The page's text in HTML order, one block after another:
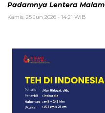
Padamnya Lentera Malam
Kamis, 25 Jun 2026 - 14:21 WIB